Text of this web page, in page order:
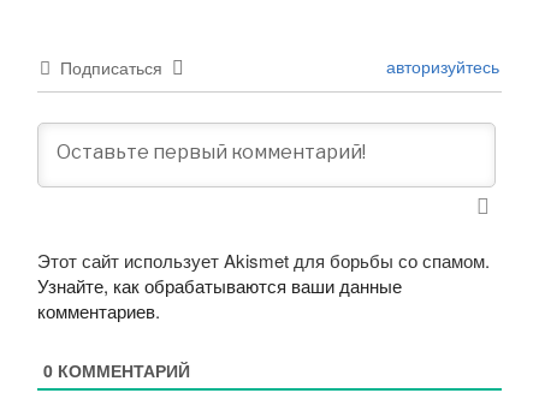
Подписаться авторизуйтесь
Этот сайт использует Akismet для борьбы со спамом.
Узнайте, как обрабатываются ваши данные
комментариев.
0 КОММЕНТАРИЙ